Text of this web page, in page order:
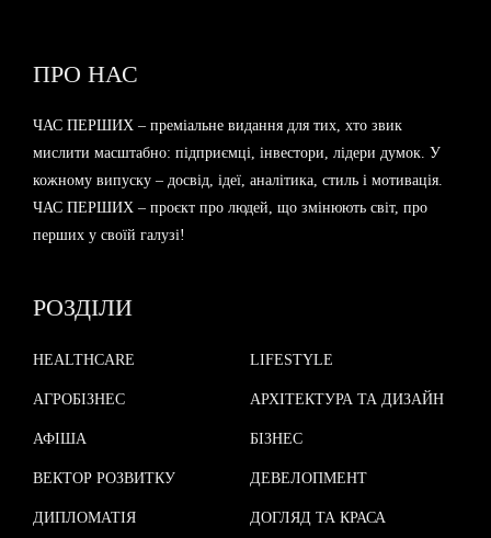
ЧАС ПЕРШИХ – преміальне видання для тих, хто звик
кожному випуску – досвід, ідеї, аналітика, стиль і мотивація.
ЧАС ПЕРШИХ – проєкт про людей, що змінюють світ, про
перших у своїй галузі!
HEALTHCARE
АГРОБІЗНЕС АРХІТЕКТУРА ТА ДИЗАЙН
АФІША БІЗНЕС
ВЕКТОР РОЗВИТКУ ДЕВЕЛОПМЕНТ
ДИПЛОМАТІЯ ДОГЛЯД ТА КРАСА
ДРАЙВ ЗДОРОВ'Я НАЦІЇ